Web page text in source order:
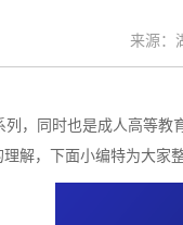
来源：
，同时也是成人高等教
解，下面小编特为大家